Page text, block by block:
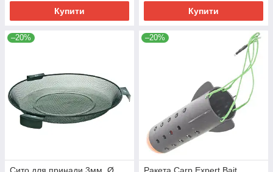
Купити Купити
–20% –20%